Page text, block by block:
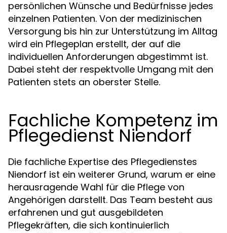
persönlichen Wünsche und Bedürfnisse jedes
einzelnen Patienten. Von der medizinischen
Versorgung bis hin zur Unterstützung im Alltag
wird ein Pflegeplan erstellt, der auf die
individuellen Anforderungen abgestimmt ist.
Dabei steht der respektvolle Umgang mit den
Patienten stets an oberster Stelle.
Fachliche Kompetenz im
Pflegedienst Niendorf
Die fachliche Expertise des Pflegedienstes
Niendorf ist ein weiterer Grund, warum er eine
herausragende Wahl für die Pflege von
Angehörigen darstellt. Das Team besteht aus
erfahrenen und gut ausgebildeten
Pflegekräften, die sich kontinuierlich